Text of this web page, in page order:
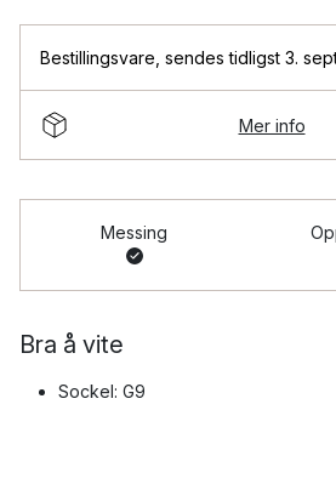
Bestillingsvare sendes tidligst 3.
Mer info
Messing
Bra å vite
Sockel: G9